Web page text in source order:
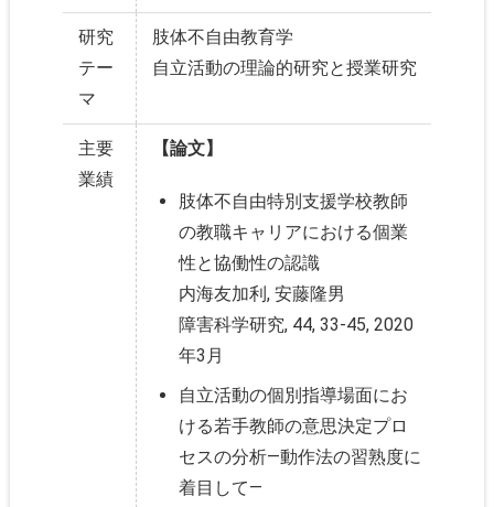
研究
テー
マ
肢体不自由教育学
自立活動の理論的研究と授業研究
主要
業績
【論文】
肢体不自由特別支援学校教師
の教職キャリアにおける個業
性と協働性の認識
内海友加利, 安藤隆男
障害科学研究, 44, 33-45, 2020
年3月
自立活動の個別指導場面にお
ける若手教師の意思決定プロ
セスの分析―動作法の習熟度に
着目して―